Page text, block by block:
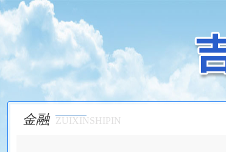
金融 ZUIXINSHIPIN